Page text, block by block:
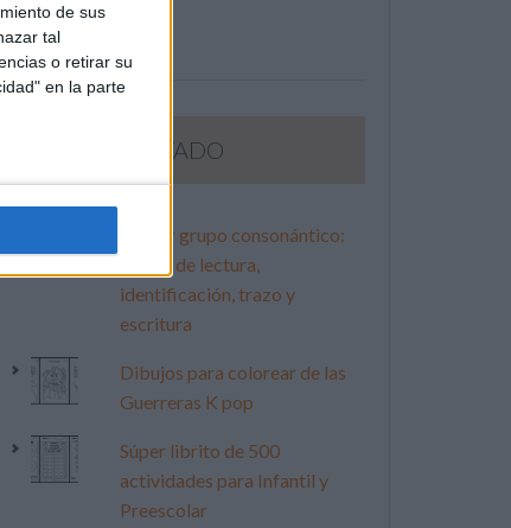
de sus
tal
o retirar su
en la parte
LO MÁS VISITADO
Primer grupo consonántico:
Fichas de lectura,
identificación, trazo y
escritura
Dibujos para colorear de las
Guerreras K pop
Súper librito de 500
actividades para Infantil y
Preescolar